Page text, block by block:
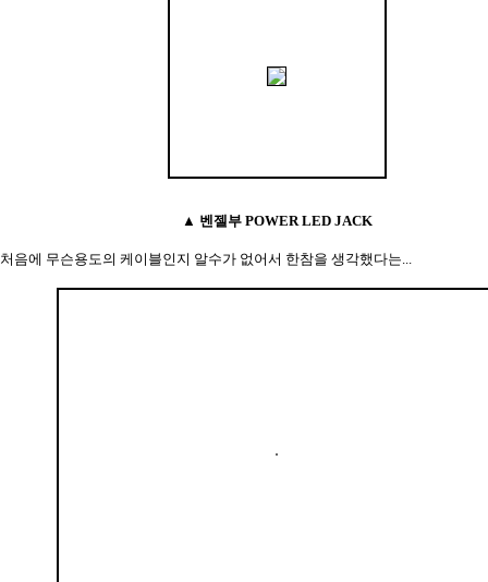
▲ 벤젤부 POWER LED JACK
처음에 무슨용도의 케이블인지 알수가 없어서 한참을 생각했다는...